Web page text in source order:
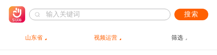
搜索
山东省 视频运营 筛选